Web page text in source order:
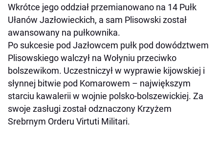
Wkrótce jego oddział przemianowano na 14 Pułk
Ułanów Jazłowieckich, a sam Plisowski został
awansowany na pułkownika.
Po sukcesie pod Jazłowcem pułk pod dowództwem
Plisowskiego walczył na Wołyniu przeciwko
bolszewikom. Uczestniczył w wyprawie kijowskiej i
słynnej bitwie pod Komarowem – największym
starciu kawalerii w wojnie polsko-bolszewickiej. Za
swoje zasługi został odznaczony Krzyżem
Srebrnym Orderu Virtuti Militari.